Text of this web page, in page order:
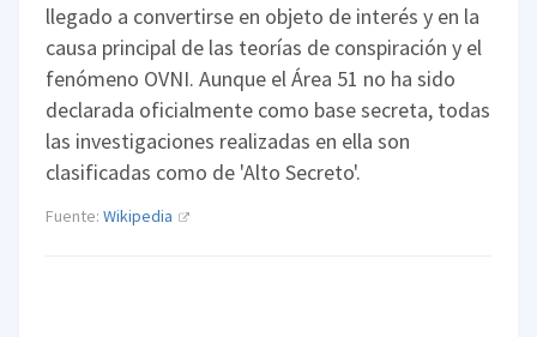
llegado a convertirse en objeto de interés y en la
causa principal de las teorías de conspiración y el
fenómeno OVNI. Aunque el Área 51 no ha sido
declarada oficialmente como base secreta, todas
las investigaciones realizadas en ella son
clasificadas como de 'Alto Secreto'.
Fuente:Wikipedia